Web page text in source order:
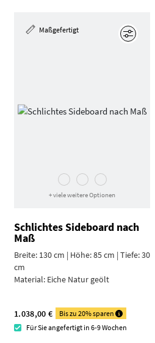
Maßgefertigt
+ viele weitere Optionen
Schlichtes Sideboard nach
Maß
Breite: 130 cm | Höhe: 85 cm | Tiefe: 30
cm
Material: Eiche Natur geölt
1.038,00 €
Bis zu 20% sparen
Für Sie angefertigt in 6-9 Wochen